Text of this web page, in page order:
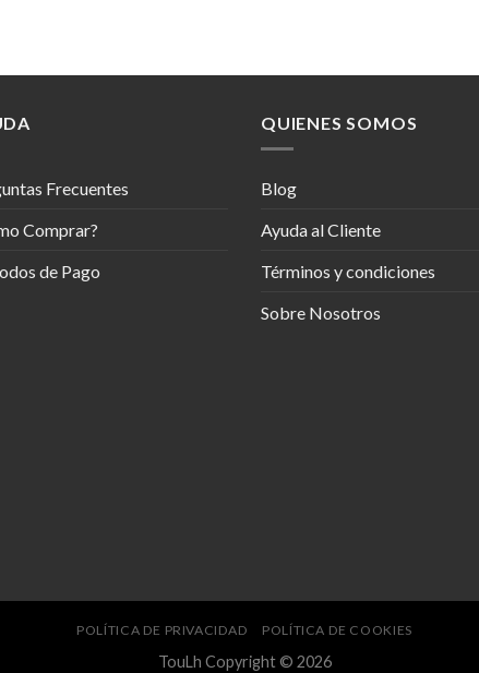
Frecuentes
Comprar?
de Pago
QUIENES SOMOS
Blog
Ayuda al Cliente
Términos y condiciones
Sobre Nosotros
POLÍTICA DE PRIVACIDAD POLÍTICA DE COOKIES
TouLh Copyright © 2026